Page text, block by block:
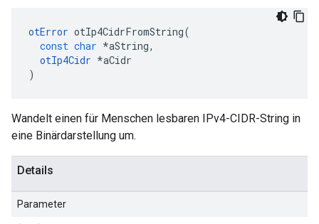
otError otIp4CidrFromString(
const char *aString,
otIp4Cidr *aCidr
)
Wandelt einen für Menschen lesbaren IPv4-CIDR-String in
eine Binärdarstellung um.
Details
Parameter